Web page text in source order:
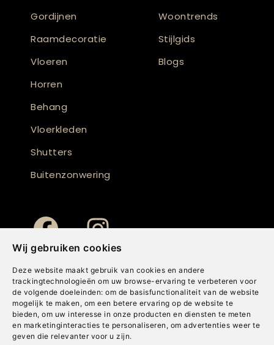
Wij gebruiken cookies
Deze website maakt gebruik van cookies en andere
trackingtechnologieën om uw browse-ervaring te verbeteren voor
de volgende doeleinden: om de basisfunctionaliteit van de website
mogelijk te maken , om een betere ervaring op de website te
bieden, om uw interesse in onze producten en diensten te meten
en marketinginteracties te personaliseren , om advertenties weer te
geven die relevanter voor u zijn.
Gordijnen
Raamdecoratie
Vloeren
Horren
Behang
Vloerkleden
Shutters
Buitenzonwering
Woontrends
Stijlgids
Blogs